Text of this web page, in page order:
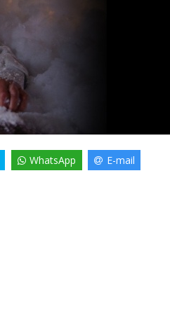
WhatsApp E-mail